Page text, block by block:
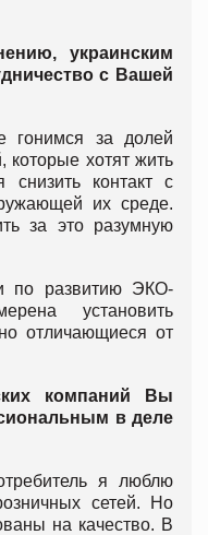
украинским
с Вашей
за долей
хотят жить
снизить контакт с
их среде.
за это разумную
по развитию ЭКО-
установить
отличающиеся от
компаний Вы
в деле
я люблю
сетей. Но
на качество. В